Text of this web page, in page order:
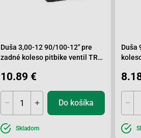
Duša 3,00-12 90/100-12" pre
zadné koleso pitbike ventil TR4
10.89 €
Do košíka
Skladom
Duša